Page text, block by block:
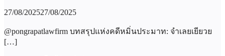
27/08/202527/08/2025
@pongrapatlawfirm บทสรุปแห่งคดีหมิ่นประมาท: จำเลยเยียวย
[…]